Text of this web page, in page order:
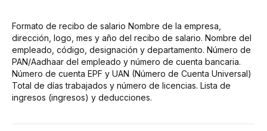
Formato de recibo de salario Nombre de la empresa,
dirección, logo, mes y año del recibo de salario. Nombre del
empleado, código, designación y departamento. Número de
PAN/Aadhaar del empleado y número de cuenta bancaria.
Número de cuenta EPF y UAN (Número de Cuenta Universal)
Total de días trabajados y número de licencias. Lista de
ingresos (ingresos) y deducciones.